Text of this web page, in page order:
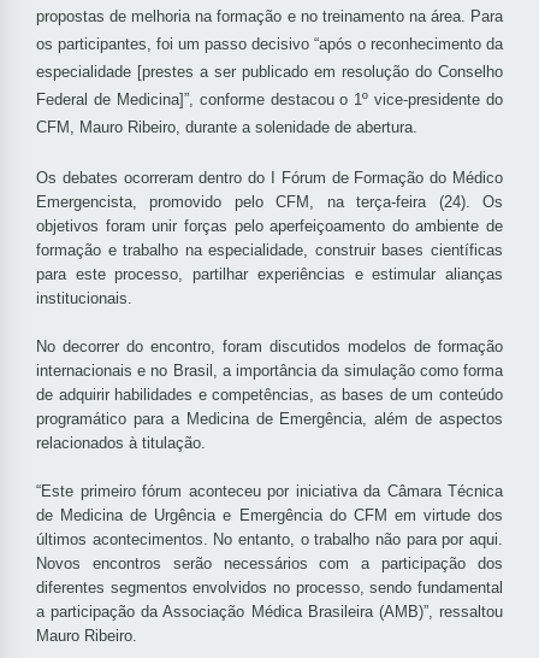
propostas de melhoria na formação e no treinamento na área. Para
os participantes, foi um passo decisivo “após o reconhecimento da
especialidade [prestes a ser publicado em resolução do Conselho
Federal de Medicina]”, conforme destacou o 1º vice-presidente do
CFM, Mauro Ribeiro, durante a solenidade de abertura.
Os debates ocorreram dentro do I Fórum de Formação do Médico
Emergencista, promovido pelo CFM, na terça-feira (24). Os
objetivos foram unir forças pelo aperfeiçoamento do ambiente de
formação e trabalho na especialidade, construir bases científicas
para este processo, partilhar experiências e estimular alianças
institucionais.
No decorrer do encontro, foram discutidos modelos de formação
internacionais e no Brasil, a importância da simulação como forma
de adquirir habilidades e competências, as bases de um conteúdo
programático para a Medicina de Emergência, além de aspectos
relacionados à titulação.
“Este primeiro fórum aconteceu por iniciativa da Câmara Técnica
de Medicina de Urgência e Emergência do CFM em virtude dos
últimos acontecimentos. No entanto, o trabalho não para por aqui.
Novos encontros serão necessários com a participação dos
diferentes segmentos envolvidos no processo, sendo fundamental
a participação da Associação Médica Brasileira (AMB)”, ressaltou
Mauro Ribeiro.